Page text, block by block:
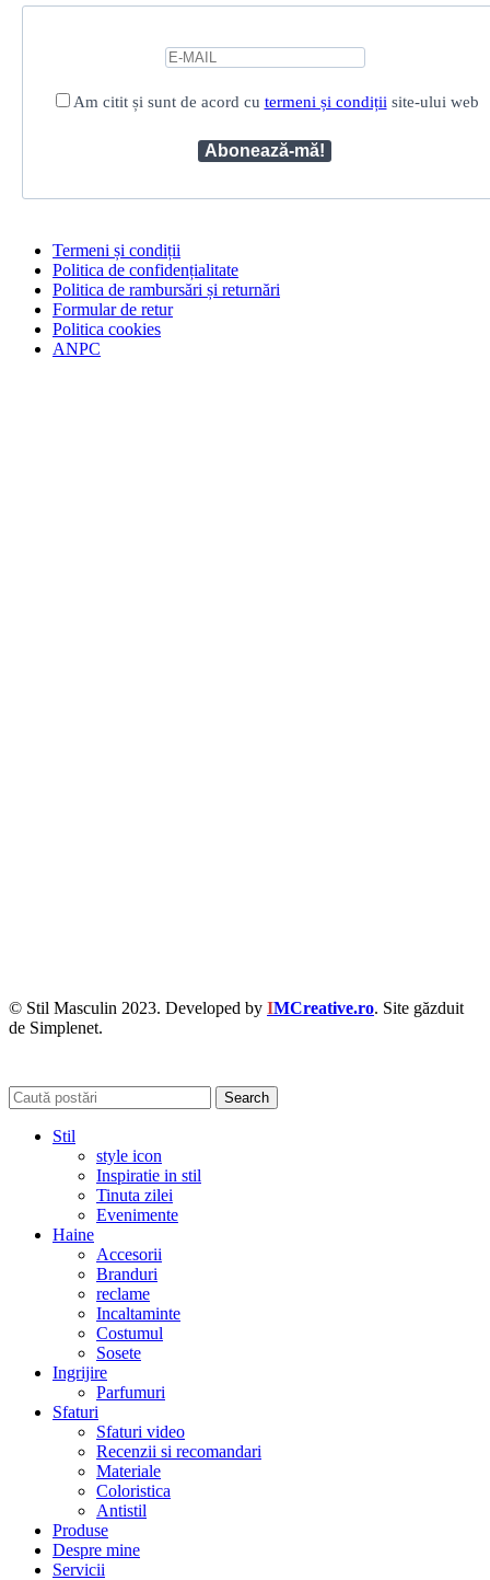
Am citit și sunt de acord cu termeni și condiții site-ului web
Termeni și condiții
Politica de confidențialitate
Politica de rambursări și returnări
Formular de retur
Politica cookies
ANPC
© Stil Masculin 2023. Developed by IMCreative.ro. Site găzduit
de Simplenet.
Search
Stil
style icon
Inspiratie in stil
Tinuta zilei
Evenimente
Haine
Accesorii
Branduri
reclame
Incaltaminte
Costumul
Sosete
Ingrijire
Parfumuri
Sfaturi
Sfaturi video
Recenzii si recomandari
Materiale
Coloristica
Antistil
Produse
Despre mine
Servicii